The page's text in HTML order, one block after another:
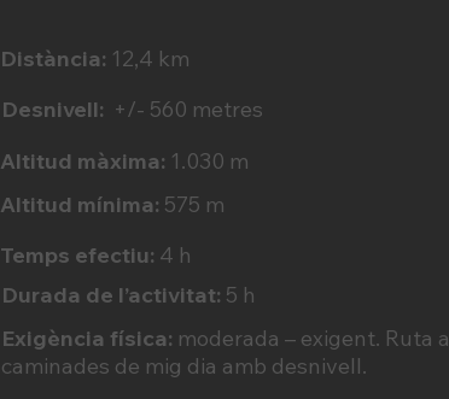
Distància: 12,4 km
Desnivell: +/- 560 metres
Altitud màxima: 1.030 m
Altitud mínima: 575 m
Temps efectiu: 4 h
Durada de l’activitat: 5 h
Exigència física: moderada – exigent. Ruta
caminades de mig dia amb desnivell.